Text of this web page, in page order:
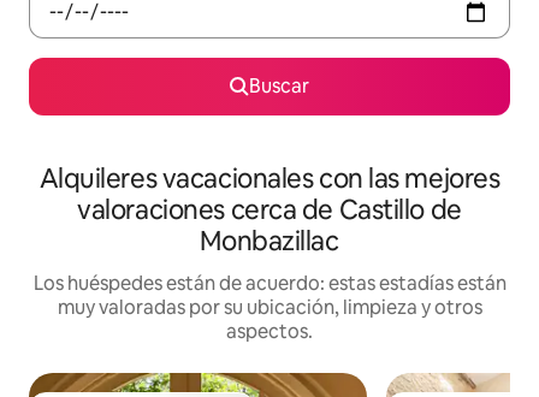
Buscar
Alquileres vacacionales con las mejores
valoraciones cerca de Castillo de
Monbazillac
Los huéspedes están de acuerdo: estas estadías están
muy valoradas por su ubicación, limpieza y otros
aspectos.